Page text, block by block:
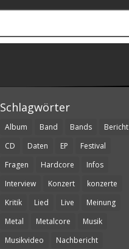
Schlagwörter
Album Band Bands
Bericht
CD
Daten EP
Festival
Fragen
Hardcore
Infos
Interview
Konzert
konzerte
Kritik
Lied Live
Meinung
Metal
Metalcore
Musik
Musikvideo
Nachbericht